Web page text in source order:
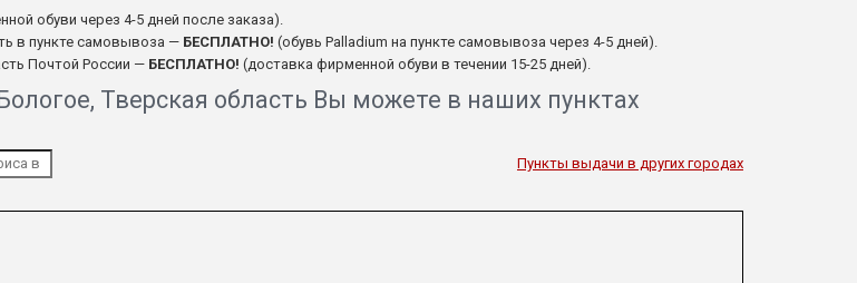
обуви через 4-5 дней после заказа).
в пункте самовывоза — БЕСПЛАТНО! (обувь Palladium на пункте самовывоза через 4-5 дней).
Почтой России — БЕСПЛАТНО! (доставка фирменной обуви в течении 15-25 дней).
Тверская область Вы можете в наших пунктах
Пункты выдачи в других городах